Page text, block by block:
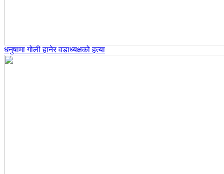
धनुषामा गोली हानेर वडाध्यक्षको हत्या